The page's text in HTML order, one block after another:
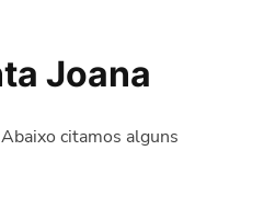
Joana
citamos alguns